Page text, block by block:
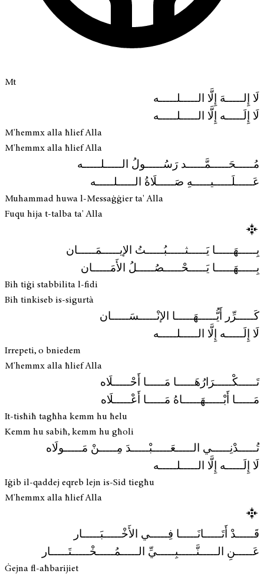
Mt
لَا إِلـــــهَ إِلَّا الـــــلـــــه
لَا إِلَـــــه إِلَّا الـــــلـــــه
M'hemmx alla ħlief Alla
M'hemmx alla ħlief Alla
مُـــــحَـــــمَّـــــد رَسُـــــولُ الـــــلـــــه
عَـــــلَـــــيـــــهِ صَـــــلَاةُ الـــــلـــــه
Muhammad huwa l-Messaġġier ta' Alla
Fuqu hija t-talba ta' Alla
بِـــــهَـــــا يَـــــثـــــبُـــــتُ الإيـــــمَـــــان
بِـــــهَـــــا يَـــــحْـــــصُـــــلُ الأَمَـــــان
Bih tiġi stabbilita l-fidi
Bih tinkiseb is-sigurtà
كَـــــرِّر أَيُّـــــهَـــــا الإنْـــــسَـــــان
لَا إِلَـــــه إِلَّا الـــــلـــــه
Irrepeti, o bniedem
M'hemmx alla ħlief Alla
تَـــــكْـــــرَارُهَـــــا مَـــــا أَحْـــــلَاه
مَـــــا أَبْـــــهَـــــاهُ مَـــــا أَعْـــــلَاه
It-tisħiħ tagħha kemm hu ħelu
Kemm hu sabiħ, kemm hu għoli
تُـــــدْنِـــــي الـــــعَـــــبْـــــدَ مِـــــنْ مَـــــولَاه
لَا إِلَـــــه إِلَّا الـــــلـــــه
Iġib il-qaddej eqreb lejn is-Sid tiegħu
M'hemmx alla ħlief Alla
قَـــــدْ أَتَـــــانَـــــا فِـــــي الأَخْـــــبَـــــار
عَـــــنِ الـــــنَّـــــبِـــــيِّ الـــــمُـــــخْـــــتَـــــار
Ġejna fl-aħbarijiet